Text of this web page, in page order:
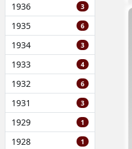
1936 3
1935 6
1934 3
1933 4
1932 6
1931 3
1929 1
1928 1